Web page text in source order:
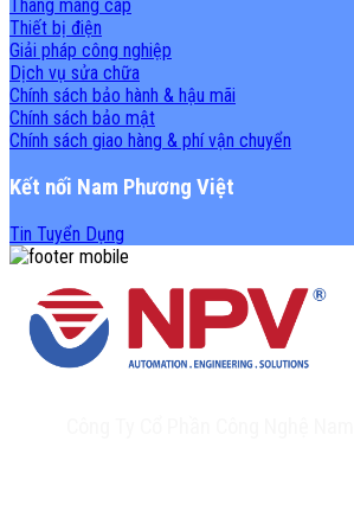
Thang máng cáp
Thiết bị điện
Giải pháp công nghiệp
Dịch vụ sửa chữa
Chính sách bảo hành & hậu mãi
Chính sách bảo mật
Chính sách giao hàng & phí vận chuyển
Kết nối Nam Phương Việt
Tin Tuyển Dụng